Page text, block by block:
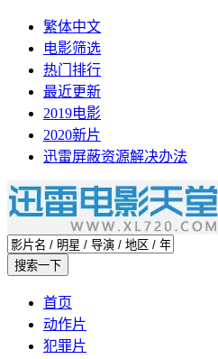
繁体中文
电影筛选
热门排行
最近更新
2019电影
2020新片
迅雷屏蔽资源解决办法
首页
动作片
犯罪片